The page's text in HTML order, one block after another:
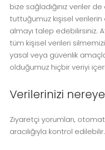
bize sağladığınız veriler
tuttuğumuz kişisel verilerin
almayı talep edebilirsiniz.
tüm kişisel verileri
yasal veya güvenlik
olduğumuz hiçbir veriyi
Verilerinizi
Ziyaretçi yorumları,
aracılığıyla kontrol edilebilir.